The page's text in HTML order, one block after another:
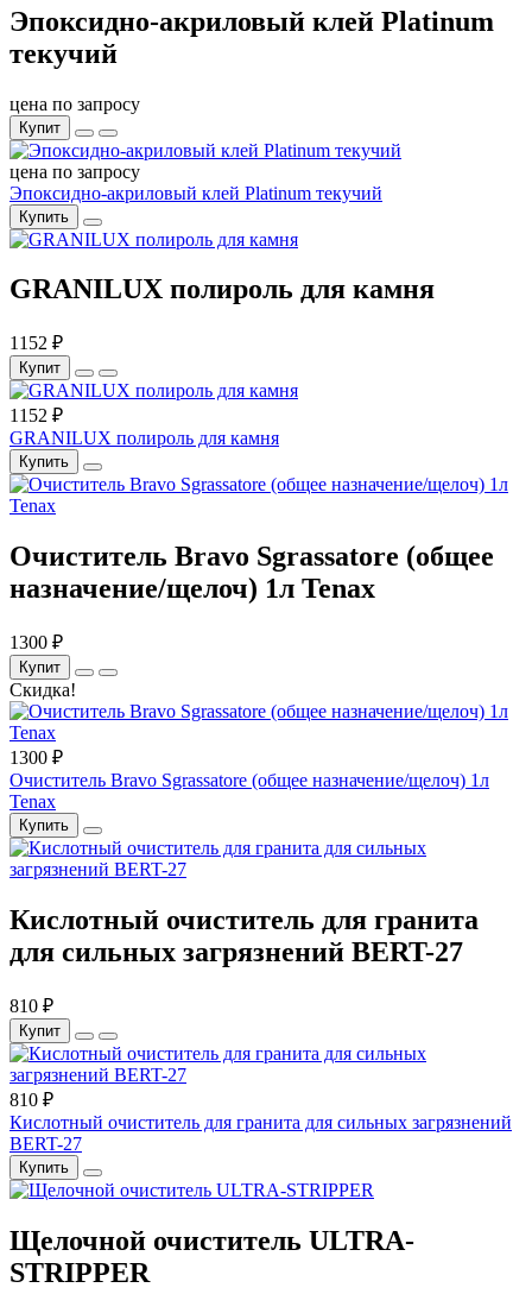
Эпоксидно-акриловый клей Platinum
текучий
цена по запросу
Купит
цена по запросу
Эпоксидно-акриловый клей Platinum текучий
Купить
GRANILUX полироль для камня
1152 ₽
Купит
1152 ₽
GRANILUX полироль для камня
Купить
Очиститель Bravo Sgrassatore (общее
назначение/щелоч) 1л Tenax
1300 ₽
Купит
Скидка!
1300 ₽
Очиститель Bravo Sgrassatore (общее назначение/щелоч) 1л
Tenax
Купить
Кислотный очиститель для гранита
для сильных загрязнений BERT-27
810 ₽
Купит
810 ₽
Кислотный очиститель для гранита для сильных загрязнений
BERT-27
Купить
Щелочной очиститель ULTRA-
STRIPPER